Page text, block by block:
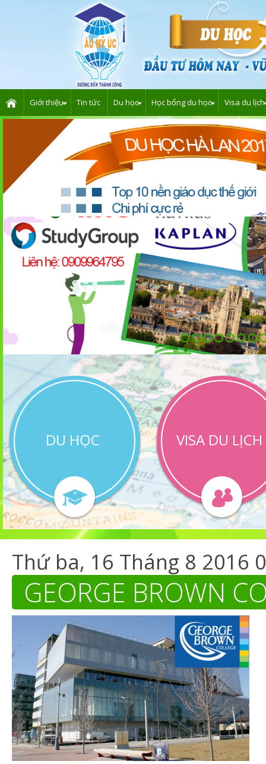
Giới thiệu Tin tức Du học Học bổng du học Visa du lịch
DU HỌC VISA DU LỊCH
Thứ ba, 16 Tháng 8 2016
GEORGE BROWN